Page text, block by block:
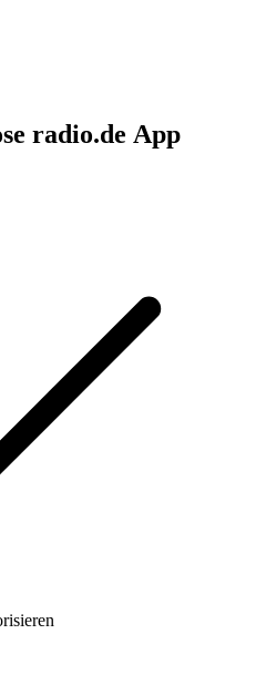
radio.de App